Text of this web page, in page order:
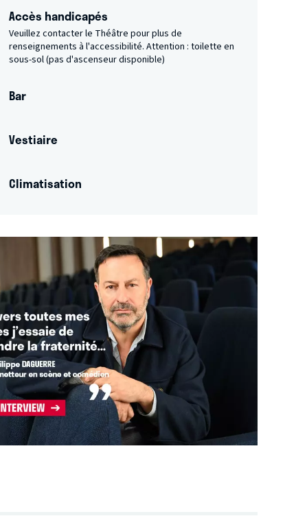
Accès handicapés
Veuillez contacter le Théâtre pour plus de
renseignements à l'accessibilité. Attention : toilette en
sous-sol (pas d'ascenseur disponible)
Bar
Vestiaire
Climatisation